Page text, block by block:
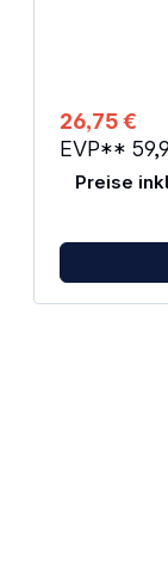
26,75 €
EVP**
Preise